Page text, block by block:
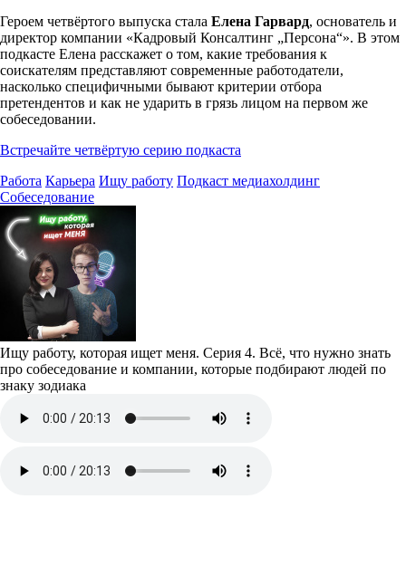
Героем четвёртого выпуска стала Елена Гарвард, основатель и
директор компании «Кадровый Консалтинг „Персона“». В этом
подкасте Елена расскажет о том, какие требования к
соискателям представляют современные работодатели,
насколько специфичными бывают критерии отбора
претендентов и как не ударить в грязь лицом на первом же
собеседовании.
Встречайте четвёртую серию подкаста
Работа Карьера Ищу работу Подкаст медиахолдинг
Собеседование
Ищу работу, которая ищет меня. Серия 4. Всё, что нужно знать
про собеседование и компании, которые подбирают людей по
знаку зодиака